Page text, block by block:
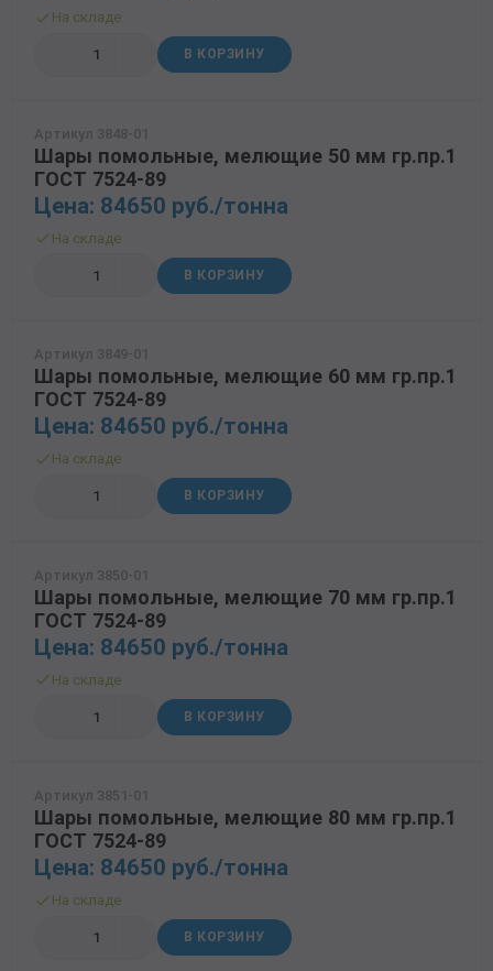
На складе
В КОРЗИНУ
Артикул 3848-01
Шары помольные, мелющие 50 мм гр.пр.1
ГОСТ 7524-89
Цена: 84650 руб./тонна
На складе
В КОРЗИНУ
Артикул 3849-01
Шары помольные, мелющие 60 мм гр.пр.1
ГОСТ 7524-89
Цена: 84650 руб./тонна
На складе
В КОРЗИНУ
Артикул 3850-01
Шары помольные, мелющие 70 мм гр.пр.1
ГОСТ 7524-89
Цена: 84650 руб./тонна
На складе
В КОРЗИНУ
Артикул 3851-01
Шары помольные, мелющие 80 мм гр.пр.1
ГОСТ 7524-89
Цена: 84650 руб./тонна
На складе
В КОРЗИНУ